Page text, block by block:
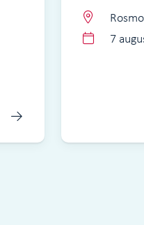
7